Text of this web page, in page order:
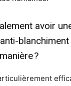
avoir
blanchiment
?